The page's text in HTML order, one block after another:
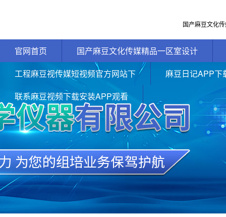
国产麻豆文化
官网首页
国产麻豆文化传媒精品一区室设计
工程麻豆视传媒短视频官方网站下
麻豆日记APP下
联系麻豆视频下载安装APP观看